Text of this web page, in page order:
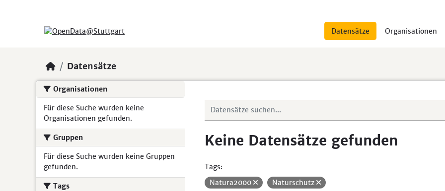
Datensätze Organisationen
Datensätze
Organisationen
Für diese Suche wurden keine
Organisationen gefunden.
Gruppen
Für diese Suche wurden keine Gruppen
gefunden.
Tags
Keine Datensätze gefunden
Tags:
Natura2000
Naturschutz